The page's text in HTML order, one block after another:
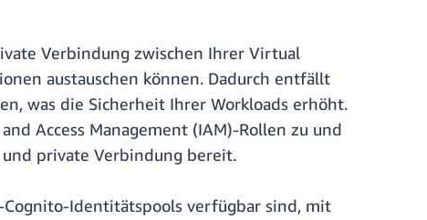
Verbindung zwischen Ihrer Virtual
austauschen können. Dadurch entfällt
was die Sicherheit Ihrer Workloads erhöht.
Access Management (IAM)-Rollen zu und
private Verbindung bereit.
Identitätspools verfügbar sind, mit